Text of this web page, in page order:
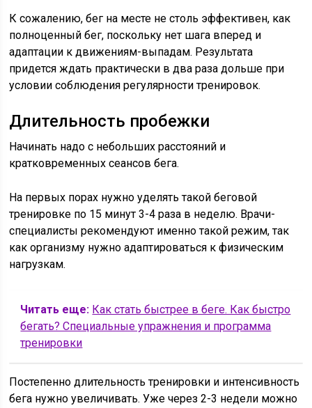
К сожалению, бег на месте не столь эффективен, как
полноценный бег, поскольку нет шага вперед и
адаптации к движениям-выпадам. Результата
придется ждать практически в два раза дольше при
условии соблюдения регулярности тренировок.
Длительность пробежки
Начинать надо с небольших расстояний и
кратковременных сеансов бега.
На первых порах нужно уделять такой беговой
тренировке по 15 минут 3-4 раза в неделю. Врачи-
специалисты рекомендуют именно такой режим, так
как организму нужно адаптироваться к физическим
нагрузкам.
Читать еще: Как стать быстрее в беге. Как быстро
бегать? Специальные упражнения и программа
тренировки
Постепенно длительность тренировки и интенсивность
бега нужно увеличивать. Уже через 2-3 недели можно